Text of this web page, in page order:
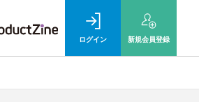
ログイン 新規会員登録